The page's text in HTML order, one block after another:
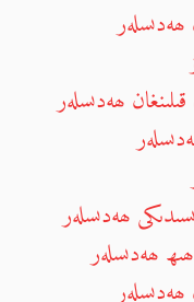
ھەدىسلەر
ھەدىسلەر
ھەدىسلەر
ھەدىسلەر